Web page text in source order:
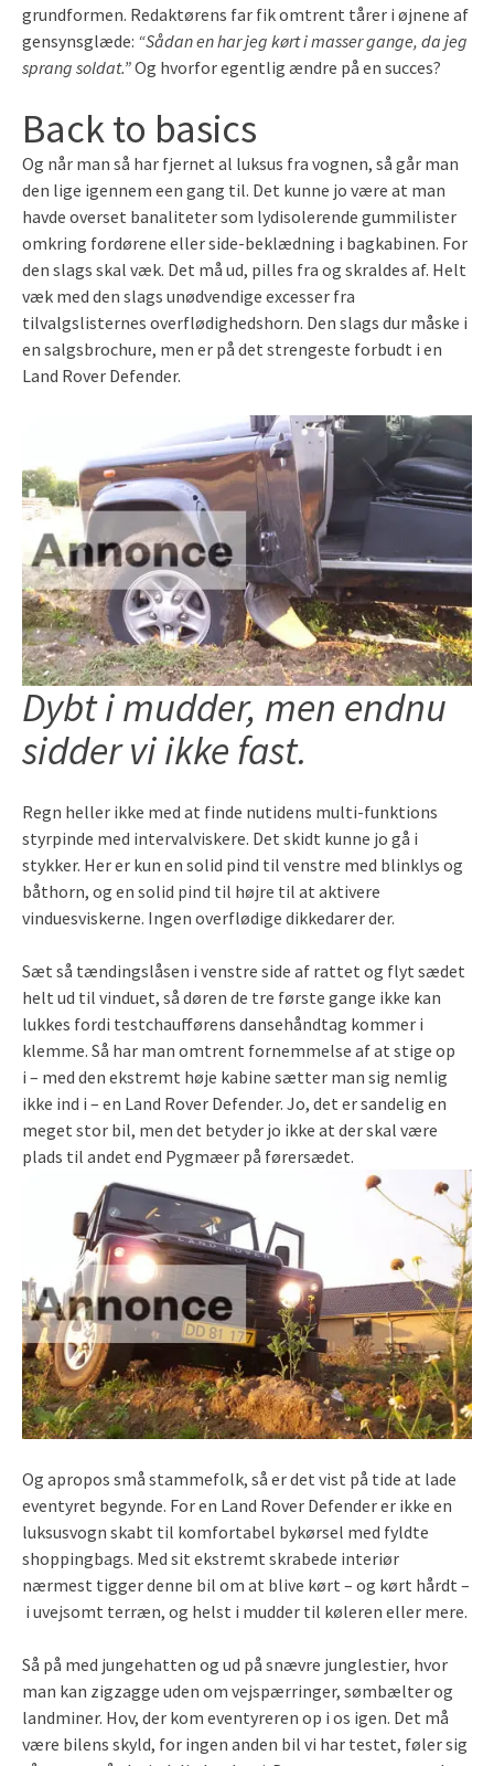
grundformen. Redaktørens far fik omtrent tårer i øjnene af
gensynsglæde: “Sådan en har jeg kørt i masser gange, da jeg
sprang soldat.”Og hvorfor egentlig ændre på en succes?
Back to basics
Og når man så har fjernet al luksus fra vognen, så går man
den lige igennem een gang til. Det kunne jo være at man
havde overset banaliteter som lydisolerende gummilister
omkring fordørene eller side-beklædning i bagkabinen. For
den slags skal væk. Det må ud, pilles fra og skraldes af. Helt
væk med den slags unødvendige excesser fra
tilvalgslisternes overflødighedshorn. Den slags dur måske i
en salgsbrochure, men er på det strengeste forbudt i en
Land Rover Defender.
Dybt i mudder, men endnu
sidder vi ikke fast.
Regn heller ikke med at finde nutidens multi-funktions
styrpinde med intervalviskere. Det skidt kunne jo gå i
stykker. Her er kun en solid pind til venstre med blinklys og
båthorn, og en solid pind til højre til at aktivere
vinduesviskerne. Ingen overflødige dikkedarer der.
Sæt så tændingslåsen i venstre side af rattet og flyt sædet
helt ud til vinduet, så døren de tre første gange ikke kan
lukkes fordi testchaufførens dansehåndtag kommer i
klemme. Så har man omtrent fornemmelse af at stige op
i – med den ekstremt høje kabine sætter man sig nemlig
ikke ind i – en Land Rover Defender. Jo, det er sandelig en
meget stor bil, men det betyder jo ikke at der skal være
plads til andet end Pygmæer på førersædet.
Og apropos små stammefolk, så er det vist på tide at lade
eventyret begynde. For en Land Rover Defender er ikke en
luksusvogn skabt til komfortabel bykørsel med fyldte
shoppingbags. Med sit ekstremt skrabede interiør
nærmest tigger denne bil om at blive kørt – og kørt hårdt –
i uvejsomt terræn, og helst i mudder til køleren eller mere.
Så på med jungehatten og ud på snævre junglestier, hvor
man kan zigzagge uden om vejspærringer, sømbælter og
landminer. Hov, der kom eventyreren op i os igen. Det må
være bilens skyld, for ingen anden bil vi har testet, føler sig